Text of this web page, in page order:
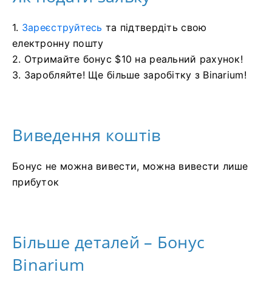
1. Зареєструйтесь та підтвердіть свою
електронну пошту
2. Отримайте бонус $10 на реальний рахунок!
3. Заробляйте! Ще більше заробітку з Binarium!
Виведення коштів
Бонус не можна вивести, можна вивести лише
прибуток
Більше деталей – Бонус
Binarium